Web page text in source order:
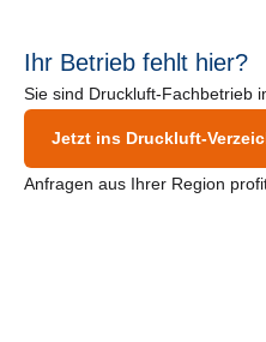
Ihr Betrieb fehlt hier?
Sie sind Druckluft-Fachbetrieb
Jetzt ins Druckluft-
Anfragen aus Ihrer Region